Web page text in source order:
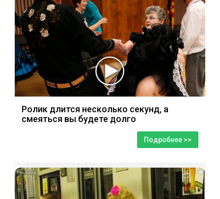
Ролик длится несколько секунд, а
смеяться вы будете долго
Подробнее >>
i